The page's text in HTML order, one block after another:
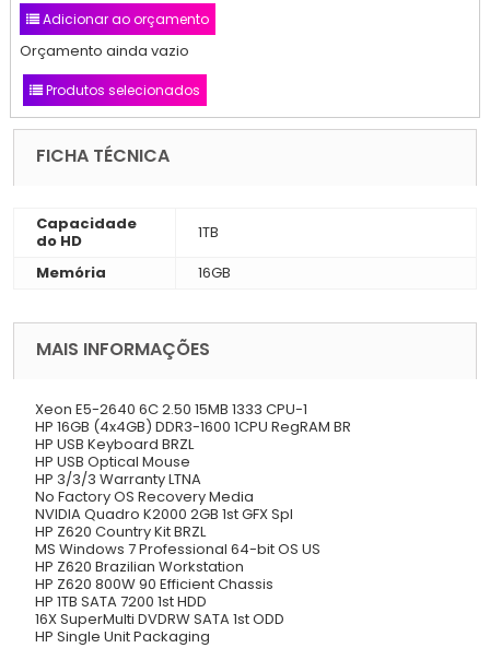
Adicionar ao orçamento
Orçamento ainda vazio
Produtos selecionados
FICHA TÉCNICA
Capacidade
do HD
1TB
Memória
16GB
MAIS INFORMAÇÕES
Xeon E5-2640 6C 2.50 15MB 1333 CPU-1
HP 16GB (4x4GB) DDR3-1600 1CPU RegRAM BR
HP USB Keyboard BRZL
HP USB Optical Mouse
HP 3/3/3 Warranty LTNA
No Factory OS Recovery Media
NVIDIA Quadro K2000 2GB 1st GFX Spl
HP Z620 Country Kit BRZL
MS Windows 7 Professional 64-bit OS US
HP Z620 Brazilian Workstation
HP Z620 800W 90 Efficient Chassis
HP 1TB SATA 7200 1st HDD
16X SuperMulti DVDRW SATA 1st ODD
HP Single Unit Packaging